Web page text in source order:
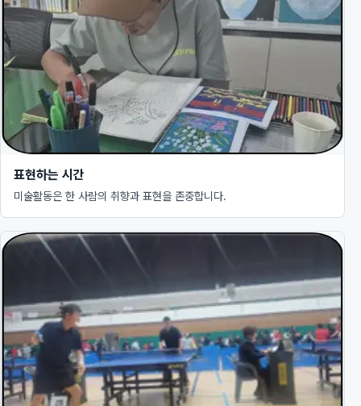
표현하는 시간
미술활동은 한 사람의 취향과 표현을 존중합니다.